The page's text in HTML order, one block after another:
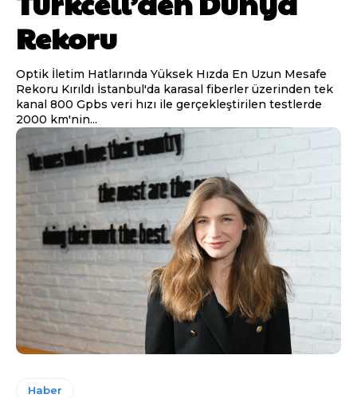
Rekoru
Optik İletim Hatlarında Yüksek Hızda En Uzun Mesafe
Rekoru Kırıldı İstanbul'da karasal fiberler üzerinden tek
kanal 800 Gpbs veri hızı ile gerçekleştirilen testlerde
2000 km'nin...
Haber